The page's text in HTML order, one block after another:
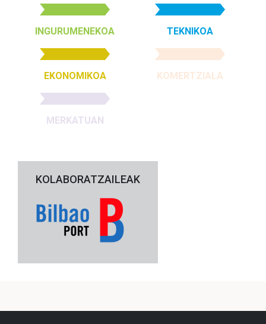
INGURUMENEKOA TEKNIKOA
EKONOMIKOA KOMERTZIALA
MERKATUAN
KOLABORATZAILEAK